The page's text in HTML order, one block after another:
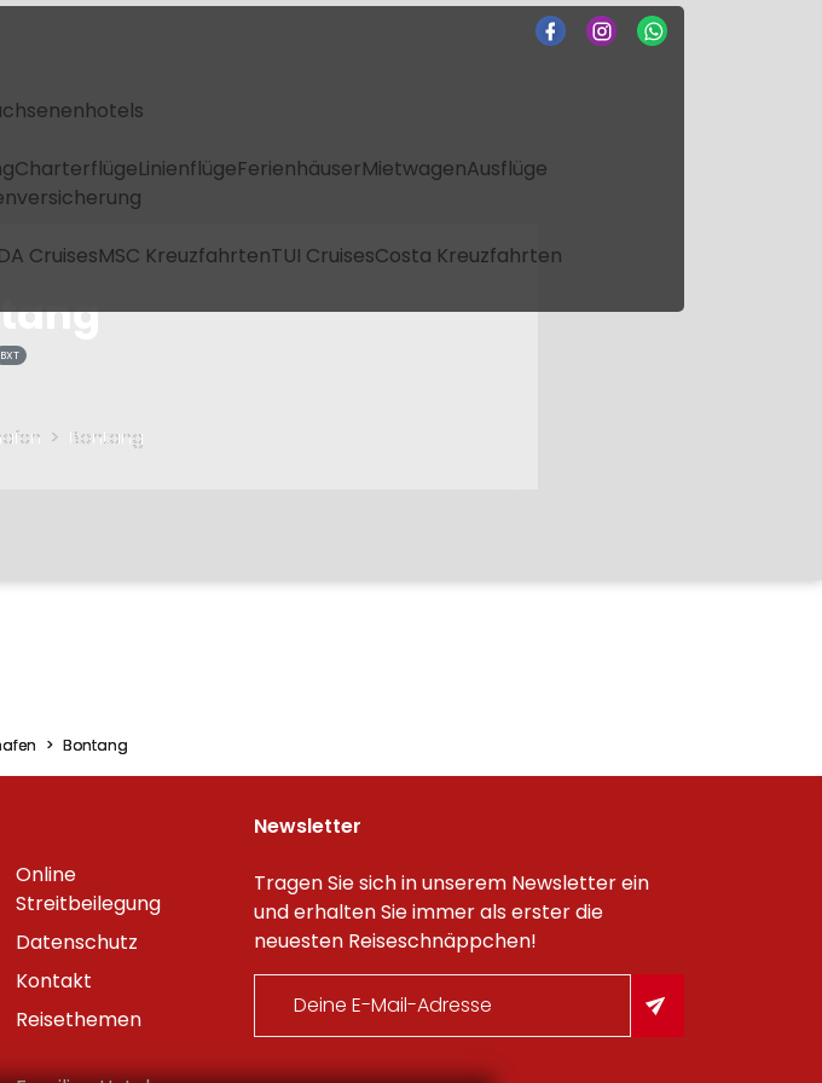
CharterflügeLinienflügeFerienhäuserMietwagenAusflüge
CruisesMSC KreuzfahrtenTUI CruisesCosta Kreuzfahrten
BXT
Bontang
Bontang
Online
Streitbeilegung
Datenschutz
Kontakt
Reisethemen
Newsletter
Tragen Sie sich in unserem Newsletter ein
und erhalten Sie immer als erster die
neuesten Reiseschnäppchen!